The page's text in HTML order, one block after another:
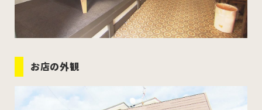
お店の外観